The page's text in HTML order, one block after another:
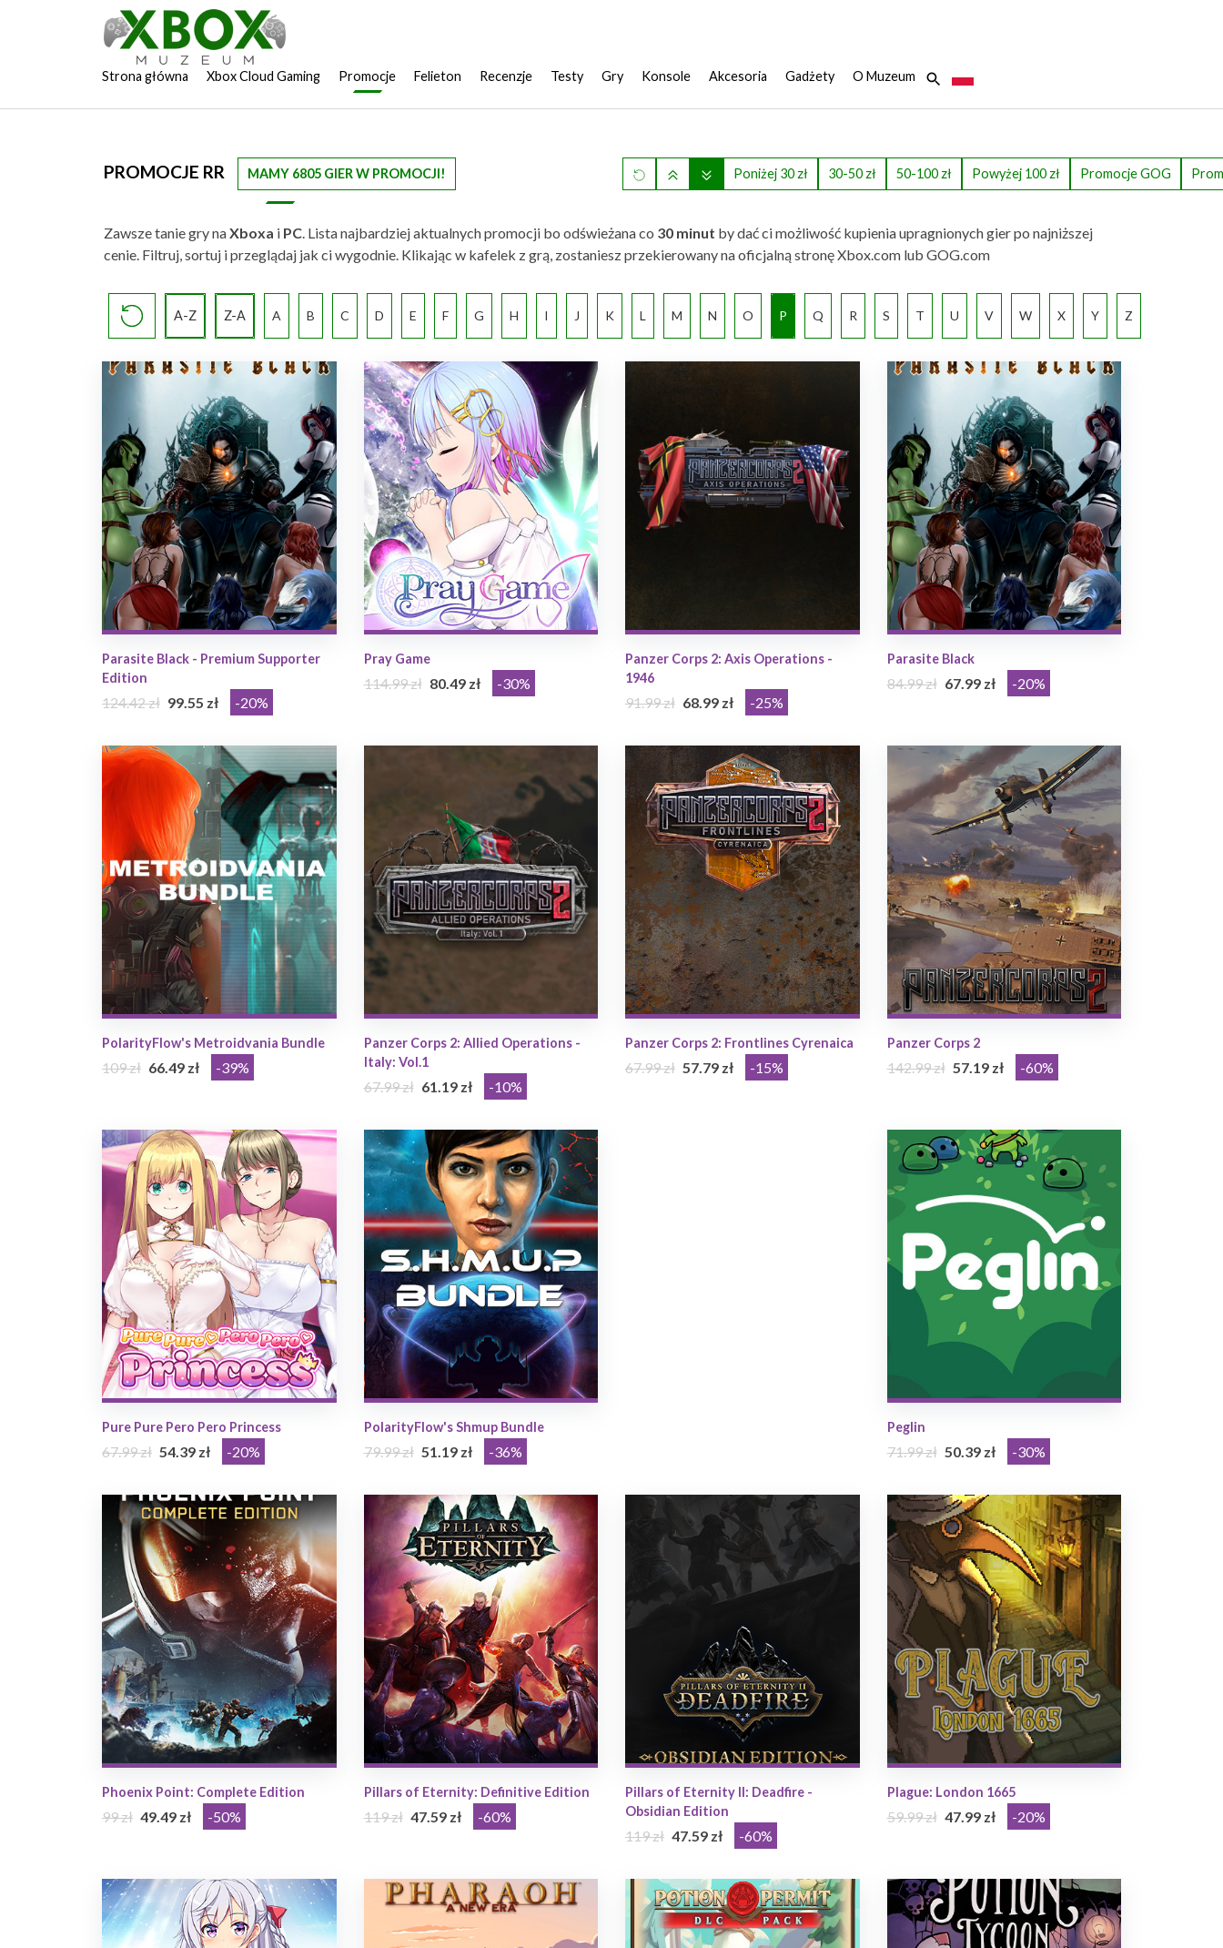
Strona główna Xbox Cloud Gaming Promocje Felieton Recenzje Testy Gry Konsole Akcesoria Gadżety O Muzeum
PROMOCJE RR MAMY 6805 GIER W PROMOCJI! Poniżej 30 zł 30-50 zł 50-100 zł Powyżej 100 zł Promocje GOG
Zawsze tanie gry naXboxa i PC . Lista najbardziej aktualnych promocji bo odświeżana co 30 minut by dać ci możliwość kupienia upragnionych gier po najniższej
cenie. Filtruj, sortuj i przeglądaj jak ci wygodnie. Klikając w kafelek z grą, zostaniesz przekierowany na oficjalną stronę Xbox.com lub GOG.com
A-Z Z-A A B C D E F G H I J K L M N O P Q R S T U V W X Y Z
Parasite Black - Premium Supporter
Edition
124.42 zł 99.55 zł -20%
Pray Game
114.99 zł 80.49 zł -30%
Panzer Corps 2: Axis Operations -
1946
91.99 zł 68.99 zł -25%
Parasite Black
84.99 zł 67.99 zł -20%
PolarityFlow's Metroidvania Bundle
109 zł 66.49 zł -39%
Panzer Corps 2: Allied Operations -
Italy: Vol.1
67.99 zł 61.19 zł -10%
Panzer Corps 2: Frontlines Cyrenaica
67.99 zł 57.79 zł -15%
Panzer Corps 2
142.99 zł 57.19 zł -60%
Pure Pure Pero Pero Princess
67.99 zł 54.39 zł -20%
PolarityFlow's Shmup Bundle
79.99 zł 51.19 zł -36%
Peglin
71.99 zł 50.39 zł -30%
Phoenix Point: Complete Edition
99 zł 49.49 zł -50%
Pillars of Eternity: Definitive Edition
119 zł 47.59 zł -60%
Pillars of Eternity II: Deadfire -
Obsidian Edition
119 zł 47.59 zł -60%
Plague: London 1665
59.99 zł 47.99 zł -20%